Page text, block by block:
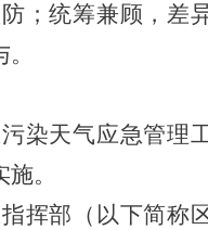
；统筹兼顾，差
染天气应急管理
。
挥部（以下简称